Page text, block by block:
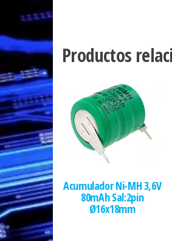
Productos
Acumulador Ni-MH 3,6V
80mAh Sal:2pin
Ø16x18mm